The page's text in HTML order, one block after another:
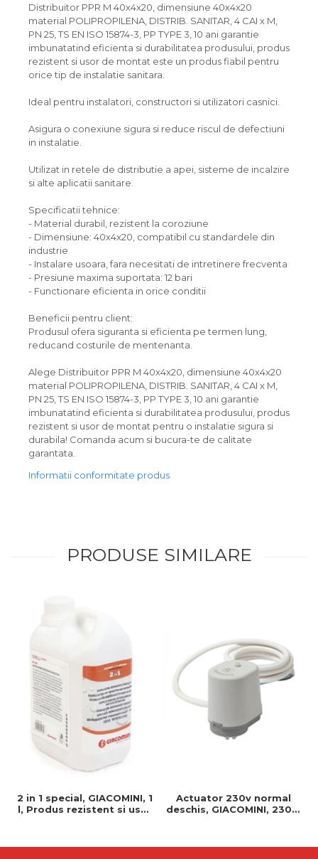
Distribuitor PPR M 40x4x20, dimensiune 40x4x20
material POLIPROPILENA, DISTRIB. SANITAR, 4 CAI x M,
PN 25, TS EN ISO 15874-3, PP TYPE 3, 10 ani garantie
imbunatatind eficienta si durabilitatea produsului, produs
rezistent si usor de montat este un produs fiabil pentru
orice tip de instalatie sanitara.
Ideal pentru instalatori, constructori si utilizatori casnici.
Asigura o conexiune sigura si reduce riscul de defectiuni
in instalatie.
Utilizat in retele de distributie a apei, sisteme de incalzire
si alte aplicatii sanitare.
Specificatii tehnice:
- Material durabil, rezistent la coroziune
- Dimensiune: 40x4x20, compatibil cu standardele din
industrie
- Instalare usoara, fara necesitati de intretinere frecventa
- Presiune maxima suportata: 12 bari
- Functionare eficienta in orice conditii
Beneficii pentru client:
Produsul ofera siguranta si eficienta pe termen lung,
reducand costurile de mentenanta.
Alege Distribuitor PPR M 40x4x20, dimensiune 40x4x20
material POLIPROPILENA, DISTRIB. SANITAR, 4 CAI x M,
PN 25, TS EN ISO 15874-3, PP TYPE 3, 10 ani garantie
imbunatatind eficienta si durabilitatea produsului, produs
rezistent si usor de montat pentru o instalatie sigura si
durabila! Comanda acum si bucura-te de calitate
garantata.
Informatii conformitate produs
PRODUSE SIMILARE
2 in 1 special, GIACOMINI, 1
l, Produs rezistent si usor
Actuator 230v normal
deschis, GIACOMINI, 230v,